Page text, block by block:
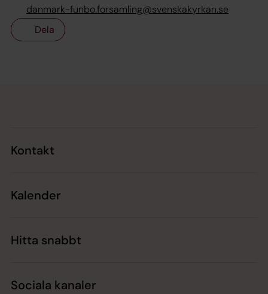
danmark-funbo.forsamling@svenskakyrkan.se
Dela
Kontakt
Kalender
Hitta snabbt
Sociala kanaler